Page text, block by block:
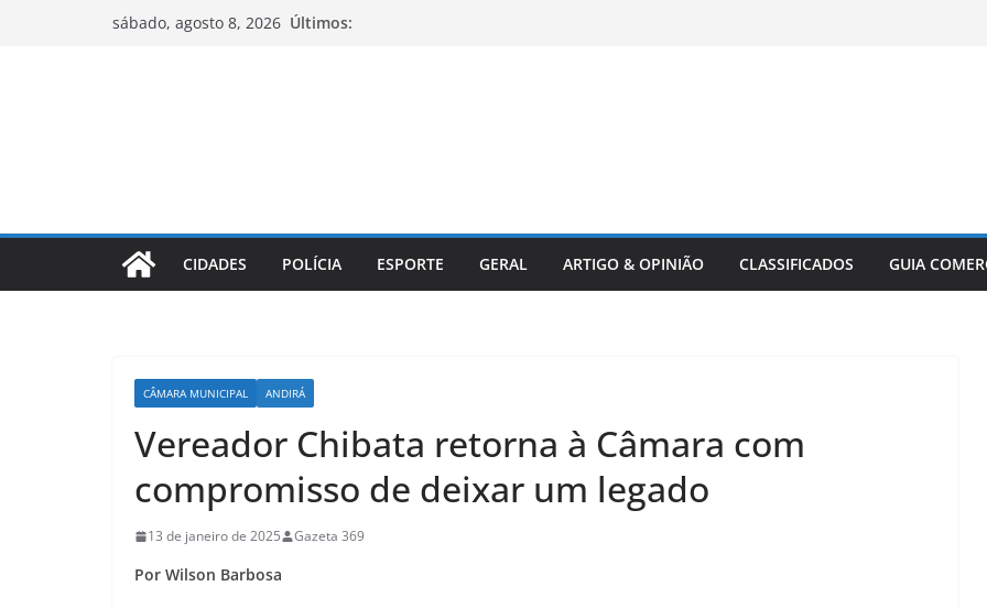
sábado, agosto 8, 2026 Últimos:
CIDADES POLÍCIA ESPORTE GERAL ARTIGO & OPINIÃO CLASSIFICADOS GUIA
CÂMARA MUNICIPAL ANDIRÁ
Vereador Chibata retorna à Câmara com
compromisso de deixar um legado
13 de janeiro de 2025 Gazeta 369
Por Wilson Barbosa